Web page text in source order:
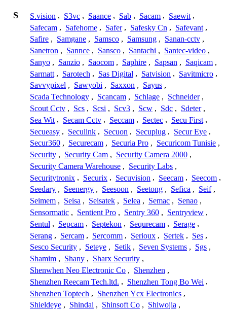
S S.vision , S3vc , Saance , Sab , Sacam , Saewit ,
Safecam , Safehome , Safer , Safesky Cn , Safevant ,
Safire , Samgane , Samsco , Samsung , Sanan-cctv ,
Sanetron , Sannce , Sansco , Santachi , Santec-video ,
Sanyo , Sanzio , Saocom , Saphire , Sapsan , Saqicam ,
Sarmatt , Sarotech , Sas Digital , Satvision , Savitmicro ,
Savvypixel , Sawyobi , Saxxon , Sayus ,
Scada Technology , Scancam , Schlage , Schneider ,
Scout Cctv , Scs , Scsi , Scv3 , Scw , Sdc , Sdeter ,
Sea Wit , Secam Cctv , Seccam , Sectec , Secu First ,
Secueasy , Seculink , Secuon , Secuplug , Secur Eye ,
Secur360 , Securecam , Securia Pro , Securicom Tunisie ,
Security , Security Cam , Security Camera 2000 ,
Security Camera Warehouse , Security Labs ,
Securitytronix , Securix , Secuvision , Seecam , Seecom ,
Seedary , Seenergy , Seesoon , Seetong , Sefica , Seif ,
Seimem , Seisa , Seisatek , Selea , Semac , Senao ,
Sensormatic , Sentient Pro , Sentry 360 , Sentryview ,
Sentul , Sepcam , Septekon , Sequrecam , Serage ,
Serang , Sercam , Sercomm , Serioux , Sertek , Ses ,
Sesco Security , Seteye , Setik , Seven Systems , Sgs ,
Shamim , Shany , Sharx Security ,
Shenwhen Neo Electronic Co , Shenzhen ,
Shenzhen Reecam Tech.ltd. , Shenzhen Tong Bo Wei ,
Shenzhen Toptech , Shenzhen Ycx Electronics ,
Shieldeye , Shindai , Shinsoft Co , Shiwojia ,